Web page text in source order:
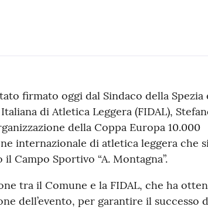
firmato oggi dal Sindaco della Spezia
di Atletica Leggera (FIDAL),
della Coppa Europa 10.000
internazionale di atletica leggera che si
Campo Sportivo “A. Montagna”.
tra il Comune e la FIDAL, che ha
dell’evento, per garantire il successo